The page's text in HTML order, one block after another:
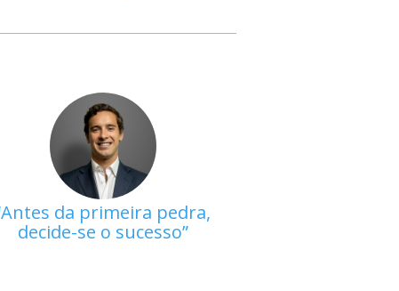
Antes da primeira pedra,
decide-se o sucesso